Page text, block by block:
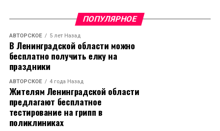
ПОПУЛЯРНОЕ
АВТОРСКОЕ 5 лет Назад
В Ленинградской области можно
бесплатно получить елку на
праздники
АВТОРСКОЕ 4 года Назад
Жителям Ленинградской области
предлагают бесплатное
тестирование на грипп в
поликлиниках